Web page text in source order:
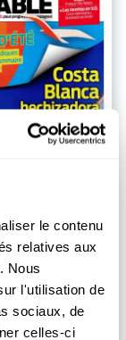
le contenu
relatives aux
Nous
l'utilisation de
sociaux, de
celles-ci
:1 an
66.00
en kiosque